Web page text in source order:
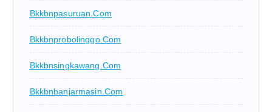
Bkkbnpasuruan.com
Bkkbnprobolinggo.com
Bkkbnsingkawang.com
Bkkbnbanjarmasin.com